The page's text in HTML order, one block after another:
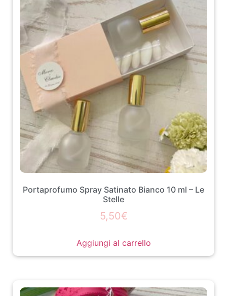
Portaprofumo Spray Satinato Bianco 10 ml – Le
Stelle
5,50€
Aggiungi al carrello